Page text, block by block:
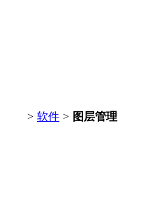
> 软件 > 图层管理